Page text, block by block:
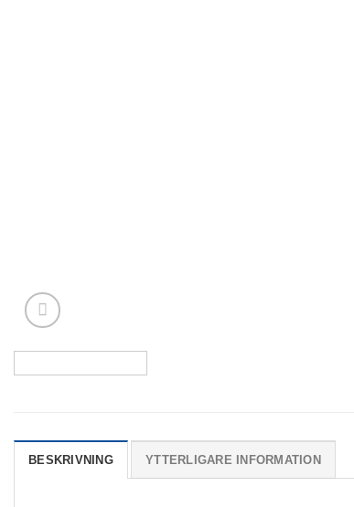
BESKRIVNING YTTERLIGARE INFORMATION